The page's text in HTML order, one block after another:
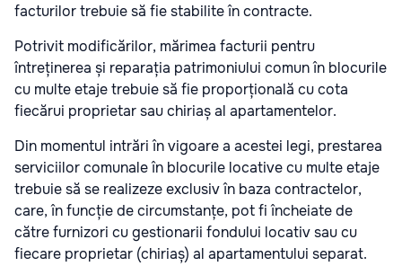
facturilor trebuie să fie stabilite în contracte.
Potrivit modificărilor, mărimea facturii pentru
întreținerea și reparația patrimoniului comun în blocurile
cu multe etaje trebuie să fie proporțională cu cota
fiecărui proprietar sau chiriaș al apartamentelor.
Din momentul intrări în vigoare a acestei legi, prestarea
serviciilor comunale în blocurile locative cu multe etaje
trebuie să se realizeze exclusiv în baza contractelor,
care, în funcție de circumstanțe, pot fi încheiate de
către furnizori cu gestionarii fondului locativ sau cu
fiecare proprietar (chiriaș) al apartamentului separat.